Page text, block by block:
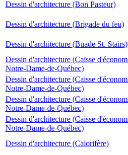
Dessin d'architecture (Bon Pasteur)
Dessin d'architecture (Brigade du feu)
Dessin d'architecture (Buade St. Stairs)
Dessin d'architecture (Caisse
Notre-Dame-de-Québec)
Dessin d'architecture (Caisse
Notre-Dame-de-Québec)
Dessin d'architecture (Caisse
Notre-Dame-de-Québec)
Dessin d'architecture (Caisse
Notre-Dame-de-Québec)
Dessin d'architecture (Calorifère)